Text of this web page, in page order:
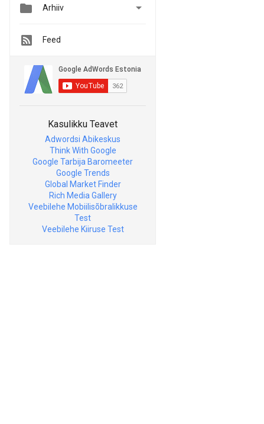
 Arhiiv 
Feed
Kasulikku Teavet
Adwordsi Abikeskus
Think With Google
Google Tarbija Baromeeter
Google Trends
Global Market Finder
Rich Media Gallery
Veebilehe Mobiilisõbralikkuse
Test
Veebilehe Kiiruse Test